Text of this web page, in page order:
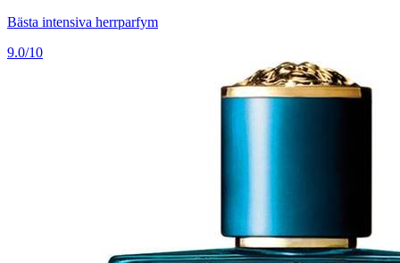
Bästa intensiva herrparfym
9.0/10